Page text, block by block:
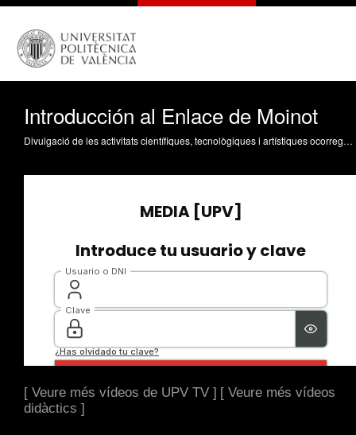
Introducción al Enlace de Moinot
Divulgació de les activitats científiques, tecnològiques i artístiques ocorregudes en els tres campus de la UPV
[ Veure més vídeos de UPV TV ] [ Veure més vídeos
didàctics ]